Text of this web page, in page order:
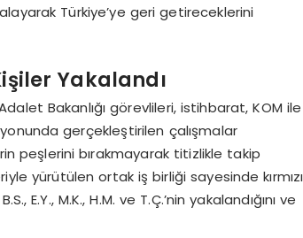
Türkiye’ye geri getireceklerini
Yakalandı
Bakanlığı görevlileri, istihbarat, KOM ile
gerçekleştirilen çalışmalar
peşlerini bırakmayarak titizlikle takip
yürütülen ortak iş birliği sayesinde kırmızı
E.Y., M.K., H.M. ve T.Ç.’nin yakalandığını ve